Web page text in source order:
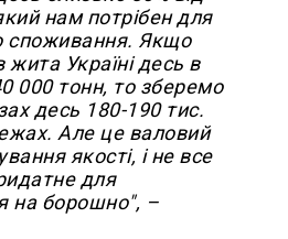
нам потрібен для
споживання. Якщо
Україні десь в
000 тонн, то зберемо
десь 180-190 тис.
Але це валовий
якості, і не все
для
на борошно", –